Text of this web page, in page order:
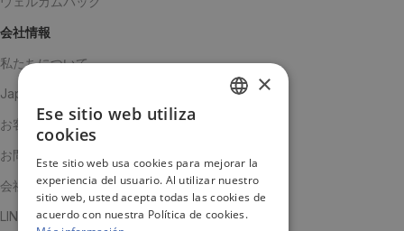
会社情報
私たちについて
Japanチーム
お客様の声
お問い合わせ
会社概要
LINE公式アカウント
JA
×
Ese sitio web utiliza
cookies
Este sitio web usa cookies para mejorar la
experiencia del usuario. Al utilizar nuestro
sitio web, usted acepta todas las cookies de
acuerdo con nuestra Política de cookies.